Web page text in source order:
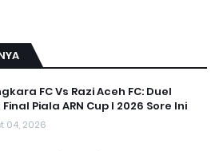
FC Vs Razi Aceh FC: Duel
Piala ARN Cup I 2026 Sore Ini
04, 2026